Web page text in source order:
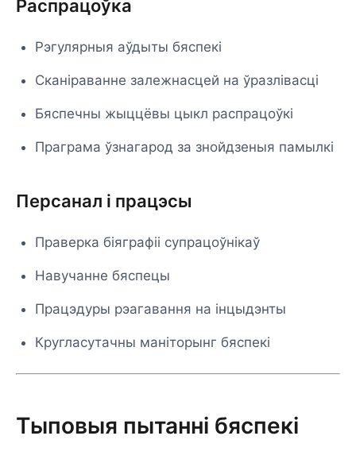
Распрацоўка
Рэгулярныя аўдыты бяспекі
Сканіраванне залежнасцей на ўразлівасці
Бяспечны жыццёвы цыкл распрацоўкі
Праграма ўзнагарод за знойдзеныя памылкі
Персанал і працэсы
Праверка біяграфіі супрацоўнікаў
Навучанне бяспецы
Працэдуры рэагавання на інцыдэнты
Кругласутачны маніторынг бяспекі
Тыповыя пытанні бяспекі